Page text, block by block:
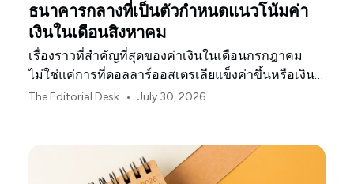
ธนาคารกลางที่เป็นตัวกำหนดแนวโน้มค่า
เงินในเดือนสิงหาคม
เรื่องราวที่สำคัญที่สุดของค่าเงินในเดือนกรกฎาคม
ไม่ใช่แค่การที่ดอลลาร์ออสเตรเลียแข็งค่าขึ้นหรือเงิน
เยนของญี่ปุ่นอ่อนค่าลงเท่านั้น
The Editorial Desk • July 30, 2026